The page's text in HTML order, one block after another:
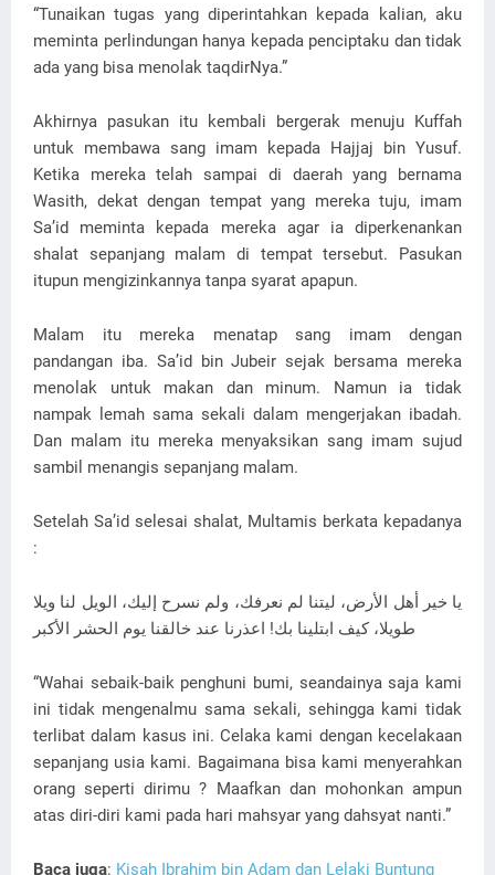
“Tunaikan tugas yang diperintahkan kepada kalian, aku
meminta perlindungan hanya kepada penciptaku dan tidak
ada yang bisa menolak taqdirNya.”
Akhirnya pasukan itu kembali bergerak menuju Kuffah
untuk membawa sang imam kepada Hajjaj bin Yusuf.
Ketika mereka telah sampai di daerah yang bernama
Wasith, dekat dengan tempat yang mereka tuju, imam
Sa’id meminta kepada mereka agar ia diperkenankan
shalat sepanjang malam di tempat tersebut. Pasukan
itupun mengizinkannya tanpa syarat apapun.
Malam itu mereka menatap sang imam dengan
pandangan iba. Sa’id bin Jubeir sejak bersama mereka
menolak untuk makan dan minum. Namun ia tidak
nampak lemah sama sekali dalam mengerjakan ibadah.
Dan malam itu mereka menyaksikan sang imam sujud
sambil menangis sepanjang malam.
Setelah Sa’id selesai shalat, Multamis berkata kepadanya
:
يا خير أهل الأرض، ليتنا لم نعرفك، ولم نسرح إليك، الويل لنا ويلا
طويلا، كيف ابتلينا بك! اعذرنا عند خالقنا يوم الحشر الأكبر
“Wahai sebaik-baik penghuni bumi, seandainya saja kami
ini tidak mengenalmu sama sekali, sehingga kami tidak
terlibat dalam kasus ini. Celaka kami dengan kecelakaan
sepanjang usia kami. Bagaimana bisa kami menyerahkan
orang seperti dirimu ? Maafkan dan mohonkan ampun
atas diri-diri kami pada hari mahsyar yang dahsyat nanti.”
Baca juga: Kisah Ibrahim bin Adam dan Lelaki Buntung